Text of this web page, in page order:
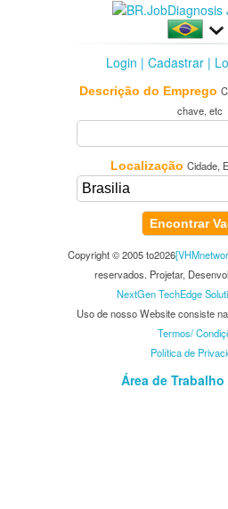
Login | Cadastrar |
Descrição do Emprego
chave, etc
Localização Cidade,
Encontrar
Copyright © 2005 to2026
reservados. Projetar,
NextGen TechEdge
Uso de nosso Website consiste
Termos/
Política de
Área de Trabalho